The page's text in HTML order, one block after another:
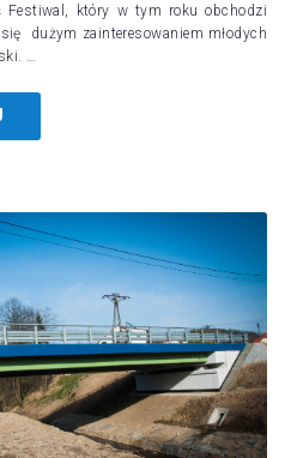
Festiwal, który w tym roku obchodzi
dużym zainteresowaniem młodych
…